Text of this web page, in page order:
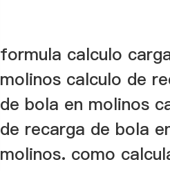
formula calculo
molinos calculo de
de bola en molinos
de recarga de bola
molinos. como